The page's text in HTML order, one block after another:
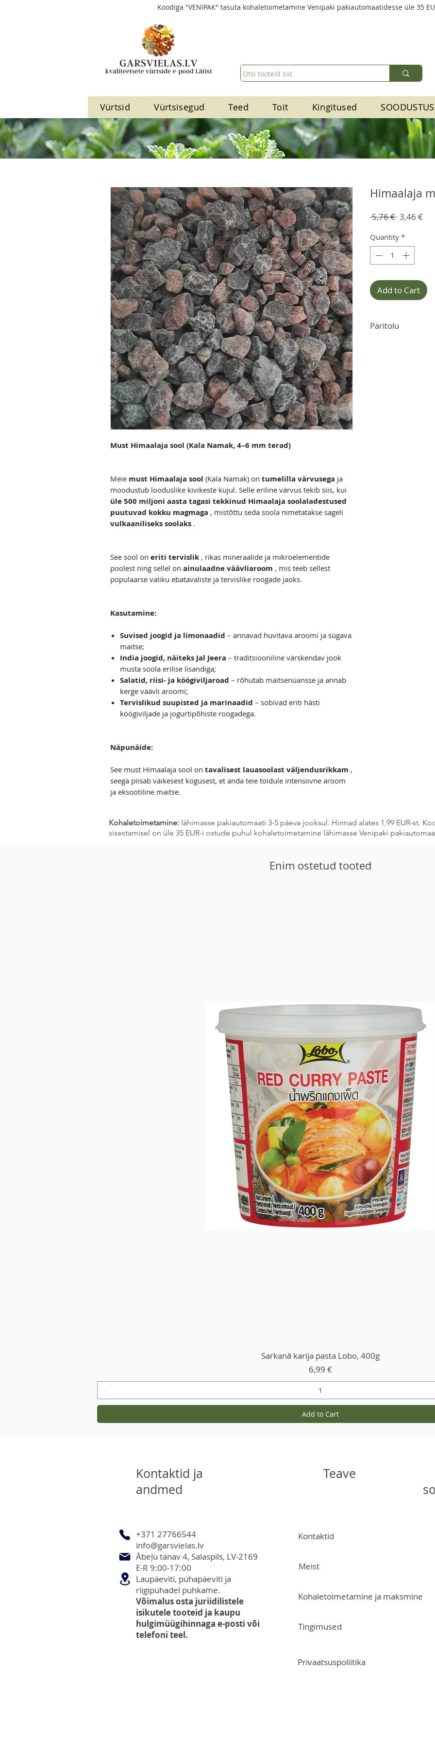
Koodiga "VENIPAK" tasuta kohaletoimetamine Venipaki pakiautomaatidesse üle 35
Vürtsid Vürtsisegud Teed Toit Kingitused
Must Himaalaja sool (Kala Namak, 4–6 mm terad)
Meie must Himaalaja sool (Kala Namak) on tumelilla värvusega ja
moodustub looduslike kivikeste kujul. Selle eriline värvus tekib siis, kui
üle 500 miljoni aasta tagasi tekkinud Himaalaja soolaladestused
puutuvad kokku magmaga , mistõttu seda soola nimetatakse sageli
vulkaaniliseks soolaks .
See sool on eriti tervislik , rikas mineraalide ja mikroelementide
poolest ning sellel on ainulaadne väävliaroom , mis teeb sellest
populaarse valiku ebatavaliste ja tervislike roogade jaoks.
Kasutamine:
Suvised joogid ja limonaadid – annavad huvitava aroomi ja sügava
maitse;
India joogid, näiteks Jal Jeera – traditsiooniline värskendav jook
musta soola erilise lisandiga;
Salatid, riisi- ja köögiviljaroad – rõhutab maitsenüansse ja annab
kerge väävli aroomi;
Tervislikud suupisted ja marinaadid – sobivad eriti hästi
köögiviljade ja jogurtipõhiste roogadega.
Näpunäide:
See must Himaalaja sool on tavalisest lauasoolast väljendusrikkam ,
seega piisab väikesest kogusest, et anda teie toidule intensiivne aroom
ja eksootiline maitse.
Himaalaja
5,76 € Regular
3,46 €
Quantity *
Add to Cart
Päritolu
Kohaletoimetamine: lähimasse pakiautomaati 3-5 päeva jooksul. Hinnad alates 1,99 EUR-st.
sisestamisel on üle 35 EUR-i ostude puhul kohaletoimetamine lähimasse Venipaki
Enim ostetud tooted
Sarkanā karija pasta Lobo, 400g
Price
6,99 €
Add to Cart
Kontaktid ja
andmed
Teave
+371 27766544
info@garsvielas.lv
Ābeļu tänav 4, Salaspils, LV-2169
E-R 9:00-17:00
Laupäeviti, pühapäeviti ja
riigipühadel puhkame.
Võimalus osta juriidilistele
isikutele tooteid ja kaupu
hulgimüügihinnaga e-posti või
telefoni teel.
Kontaktid
Meist
Kohaletoimetamine ja maksmine
Tingimused
Privaatsuspoliitika